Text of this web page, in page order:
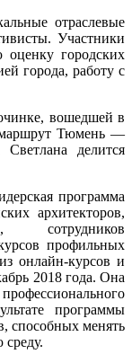
отраслевые
Участники
оценку городских
города, работу с
вошедшей в
маршрут Тюмень —
делится
программа
архитекторов,
сотрудников
профильных
онлайн-курсов и
2018 года. Она
программы
способных менять
среду.